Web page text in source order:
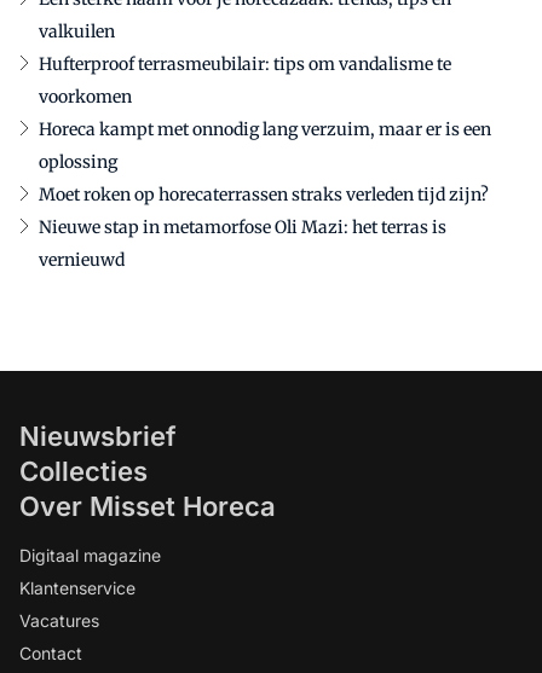
valkuilen
Hufterproof terrasmeubilair: tips om vandalisme te
voorkomen
Horeca kampt met onnodig lang verzuim, maar er is een
oplossing
Moet roken op horecaterrassen straks verleden tijd zijn?
Nieuwe stap in metamorfose Oli Mazi: het terras is
vernieuwd
Nieuwsbrief
Collecties
Over Misset Horeca
Digitaal magazine
Klantenservice
Vacatures
Contact